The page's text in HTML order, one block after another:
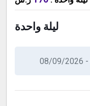
ليلة واحدة